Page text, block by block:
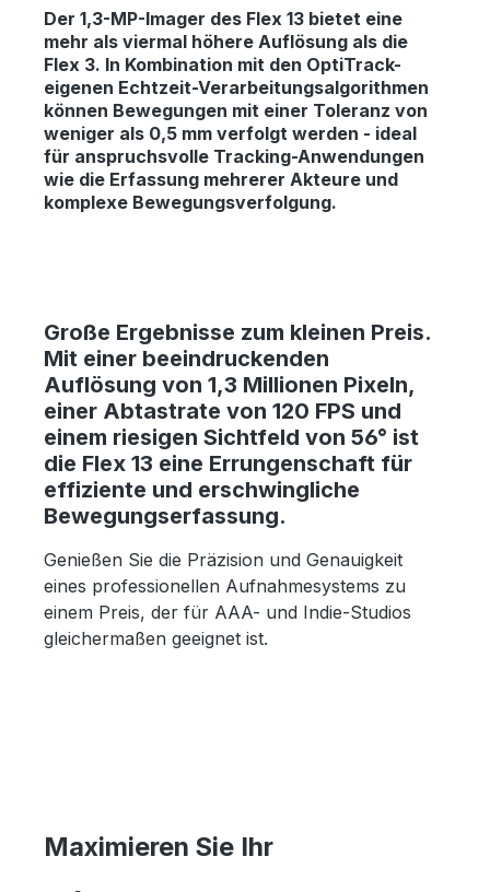
Der 1,3-MP-Imager des Flex 13 bietet eine
mehr als viermal höhere Auflösung als die
Flex 3. In Kombination mit den OptiTrack-
eigenen Echtzeit-Verarbeitungsalgorithmen
können Bewegungen mit einer Toleranz von
weniger als 0,5 mm verfolgt werden - ideal
für anspruchsvolle Tracking-Anwendungen
wie die Erfassung mehrerer Akteure und
komplexe Bewegungsverfolgung.
Große Ergebnisse zum kleinen Preis.
Mit einer beeindruckenden
Auflösung von 1,3 Millionen Pixeln,
einer Abtastrate von 120 FPS und
einem riesigen Sichtfeld von 56° ist
die Flex 13 eine Errungenschaft für
effiziente und erschwingliche
Bewegungserfassung.
Genießen Sie die Präzision und Genauigkeit
eines professionellen Aufnahmesystems zu
einem Preis, der für AAA- und Indie-Studios
gleichermaßen geeignet ist.
Maximieren Sie Ihr